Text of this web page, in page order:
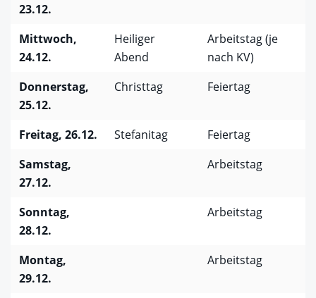
23.12.
Mittwoch,
24.12.
Heiliger
Abend
Arbeitstag (je
nach KV)
Donnerstag,
25.12.
Christtag Feiertag
Freitag, 26.12. Stefanitag
Feiertag
Samstag,
27.12.
Arbeitstag
Sonntag,
28.12.
Arbeitstag
Montag,
29.12.
Arbeitstag